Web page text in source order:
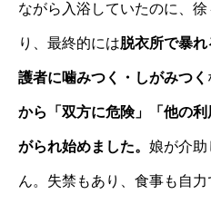
ながら入浴していたのに、
り、最終的には脱衣所で暴
護者に噛みつく・しがみつく
から「双方に危険」「他の
がられ始めました。 娘が介助
ん。失禁もあり、食事も自